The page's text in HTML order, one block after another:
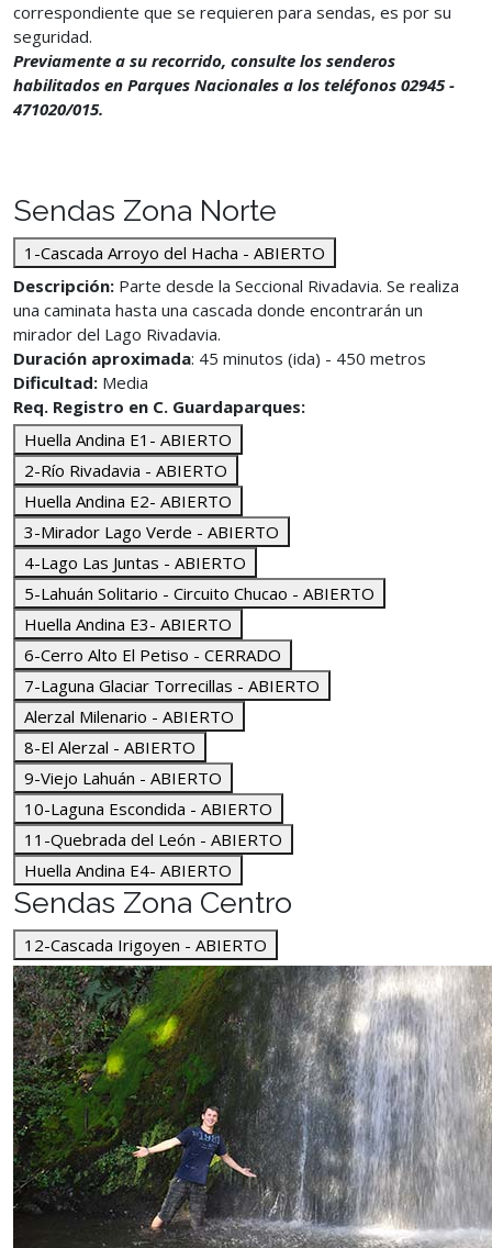
correspondiente que se requieren para sendas, es por su
seguridad.
Previamente a su recorrido, consulte los senderos
habilitados en Parques Nacionales a los teléfonos 02945 -
471020/015.
Sendas Zona Norte
1-Cascada Arroyo del Hacha - ABIERTO
Descripción: Parte desde la Seccional Rivadavia. Se realiza
una caminata hasta una cascada donde encontrarán un
mirador del Lago Rivadavia.
Duración aproximada: 45 minutos (ida) - 450 metros
Dificultad: Media
Req. Registro en C. Guardaparques:
Huella Andina E1- ABIERTO
2-Río Rivadavia - ABIERTO
Huella Andina E2- ABIERTO
3-Mirador Lago Verde - ABIERTO
4-Lago Las Juntas - ABIERTO
5-Lahuán Solitario - Circuito Chucao - ABIERTO
Huella Andina E3- ABIERTO
6-Cerro Alto El Petiso - CERRADO
7-Laguna Glaciar Torrecillas - ABIERTO
Alerzal Milenario - ABIERTO
8-El Alerzal - ABIERTO
9-Viejo Lahuán - ABIERTO
10-Laguna Escondida - ABIERTO
11-Quebrada del León - ABIERTO
Huella Andina E4- ABIERTO
Sendas Zona Centro
12-Cascada Irigoyen - ABIERTO